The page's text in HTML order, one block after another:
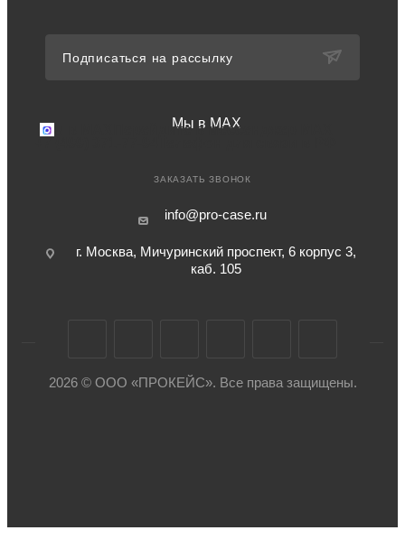
Подписаться на рассылку
Мы в MAX
Мы в MAX
Перейдите в мессенджер MAX
ЗАКАЗАТЬ ЗВОНОК
info@pro-case.ru
г. Москва, Мичуринский проспект, 6 корпус 3,
каб. 105
2026 © ООО «ПРОКЕЙС». Все права защищены.